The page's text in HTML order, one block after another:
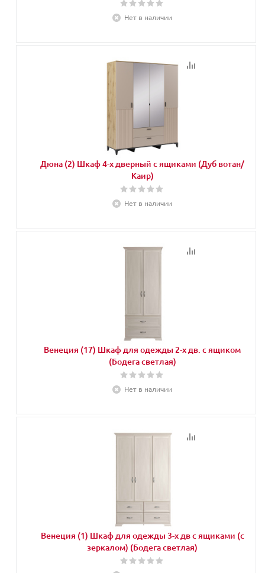
Нет в наличии
Дюна (2) Шкаф 4-х дверный с ящиками (Дуб вотан/
Каир)
Нет в наличии
Венеция (17) Шкаф для одежды 2-х дв. с ящиком
(Бодега светлая)
Нет в наличии
Венеция (1) Шкаф для одежды 3-х дв с ящиками (с
зеркалом) (Бодега светлая)